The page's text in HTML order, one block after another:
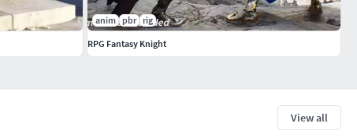
View all
anim pbr rig
RPG Fantasy Knight